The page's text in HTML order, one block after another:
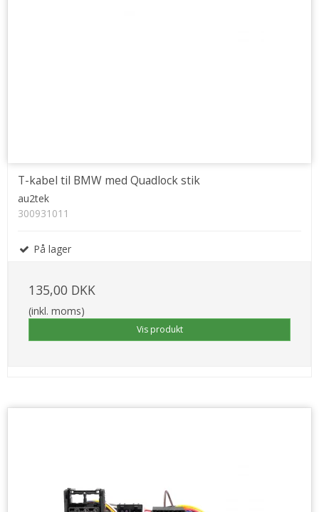
T-kabel til BMW med Quadlock stik
au2tek
300931011
På lager
135,00 DKK
(inkl. moms)
Vis produkt